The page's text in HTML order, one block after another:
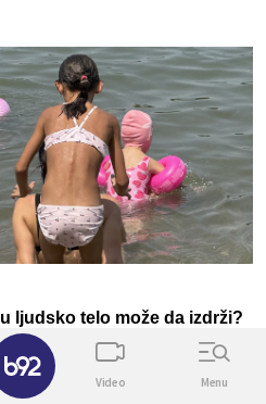
ljudsko telo može da izdrži?
Video Menu
✕